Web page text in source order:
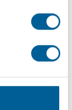
et vie